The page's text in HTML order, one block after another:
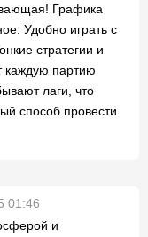
Графика
Удобно играть с
стратегии и
партию
лаги, что
способ провести
01:46
и